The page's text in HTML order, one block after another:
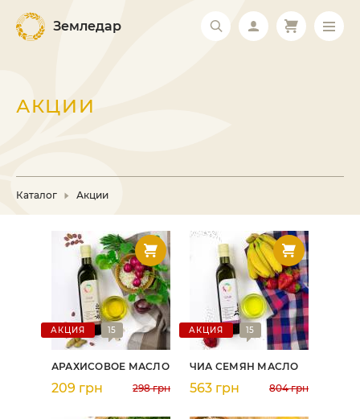
Земледар
АКЦИИ
Каталог Акции
АКЦИЯ 15
АРАХИСОВОЕ МАСЛО
209 грн 298 грн
АКЦИЯ 15
ЧИА СЕМЯН МАСЛО
563 грн 804 грн